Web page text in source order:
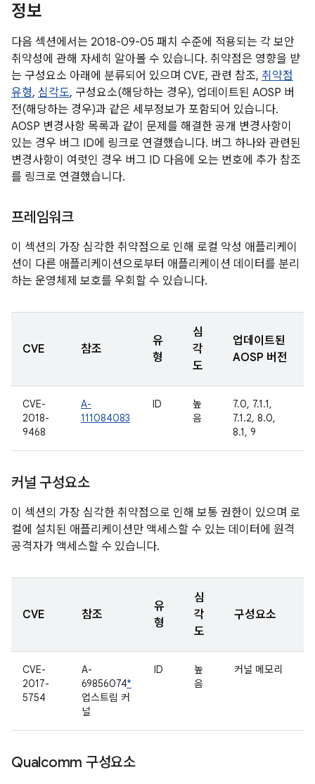
정보
다음 섹션에서는 2018-09-05 패치 수준에 적용되는 각 보안
취약성에 관해 자세히 알아볼 수 있습니다. 취약점은 영향을 받
는 구성요소 아래에 분류되어 있으며 CVE, 관련 참조, 취약점
유형, 심각도, 구성요소(해당하는 경우), 업데이트된 AOSP 버
전(해당하는 경우)과 같은 세부정보가 포함되어 있습니다.
AOSP 변경사항 목록과 같이 문제를 해결한 공개 변경사항이
있는 경우 버그 ID에 링크로 연결했습니다. 버그 하나와 관련된
변경사항이 여럿인 경우 버그 ID 다음에 오는 번호에 추가 참조
를 링크로 연결했습니다.
프레임워크
이 섹션의 가장 심각한 취약점으로 인해 로컬 악성 애플리케이
션이 다른 애플리케이션으로부터 애플리케이션 데이터를 분리
하는 운영체제 보호를 우회할 수 있습니다.
CVE 참조
유
형
심
각
도
업데이트된
AOSP 버전
CVE-
2018-
9468
A-
111084083
ID
높
음
7.0, 7.1.1,
7.1.2, 8.0,
8.1, 9
커널 구성요소
이 섹션의 가장 심각한 취약점으로 인해 보통 권한이 있으며 로
컬에 설치된 애플리케이션만 액세스할 수 있는 데이터에 원격
공격자가 액세스할 수 있습니다.
CVE 참조
유
형
심
각
도
구성요소
CVE-
2017-
5754
A-
69856074*
업스트림 커
널
ID
높
음
커널 메모리
Qualcomm 구성요소